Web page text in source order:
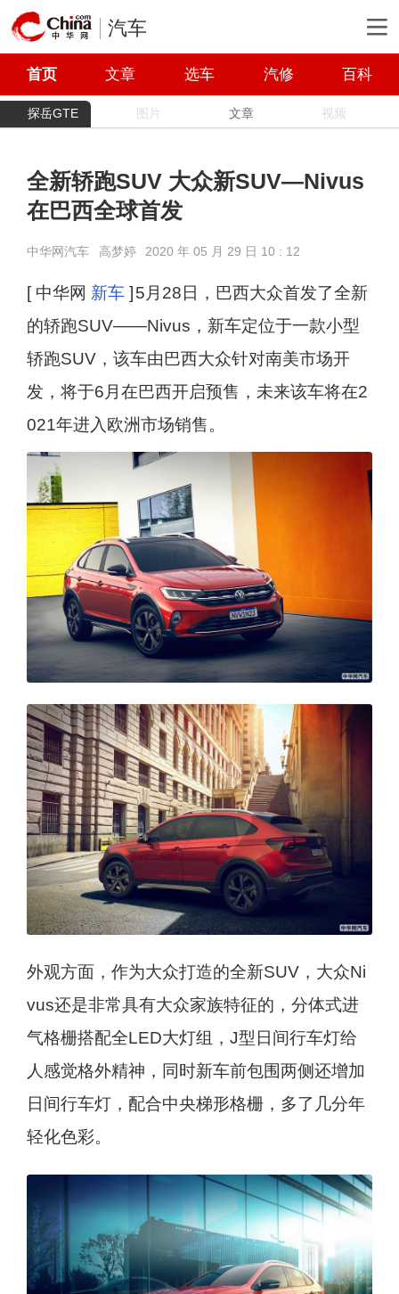
汽车
首页 文章 选车 汽修 百科
探岳GTE 图片 文章 视频
全新轿跑SUV 大众新SUV—Nivus
在巴西全球首发
中华网汽车 高梦婷 2020 年 05 月 29 日 10 : 12
[ 中华网 新车] 5月28日，巴西大众首发了全新
的轿跑SUV——Nivus，新车定位于一款小型
轿跑SUV，该车由巴西大众针对南美市场开
发，将于6月在巴西开启预售，未来该车将在2
021年进入欧洲市场销售。
外观方面，作为大众打造的全新SUV，大众Ni
vus还是非常具有大众家族特征的，分体式进
气格栅搭配全LED大灯组，J型日间行车灯给
人感觉格外精神，同时新车前包围两侧还增加
日间行车灯，配合中央梯形格栅，多了几分年
轻化色彩。